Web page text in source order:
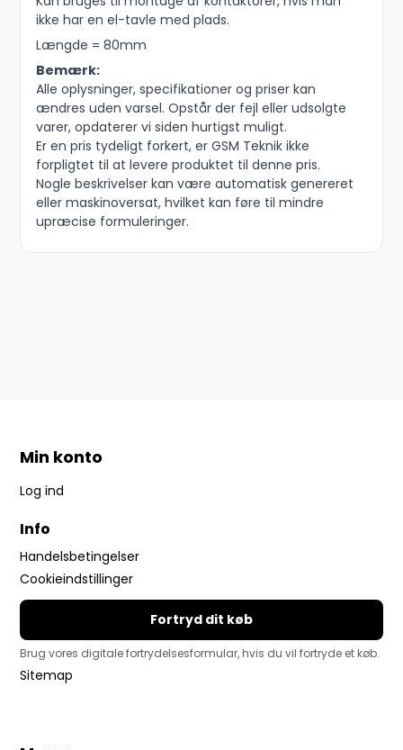
ikke har en el-tavle med plads.
Længde = 80mm
Bemærk:
Alle oplysninger, specifikationer og priser kan
ændres uden varsel. Opstår der fejl eller udsolgte
varer, opdaterer vi siden hurtigst muligt.
Er en pris tydeligt forkert, er GSM Teknik ikke
forpligtet til at levere produktet til denne pris.
Nogle beskrivelser kan være automatisk genereret
eller maskinoversat, hvilket kan føre til mindre
upræcise formuleringer.
Min konto
Log ind
Info
Handelsbetingelser
Cookieindstillinger
Fortryd dit køb
Brug vores digitale fortrydelsesformular, hvis du vil fortryde et køb.
Sitemap